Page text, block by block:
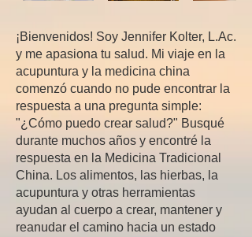
¡Bienvenidos! Soy Jennifer Kolter, L.Ac.
y me apasiona tu salud. Mi viaje en la
acupuntura y la medicina china
comenzó cuando no pude encontrar la
respuesta a una pregunta simple:
"¿Cómo puedo crear salud?" Busqué
durante muchos años y encontré la
respuesta en la Medicina Tradicional
China. Los alimentos, las hierbas, la
acupuntura y otras herramientas
ayudan al cuerpo a crear, mantener y
reanudar el camino hacia un estado